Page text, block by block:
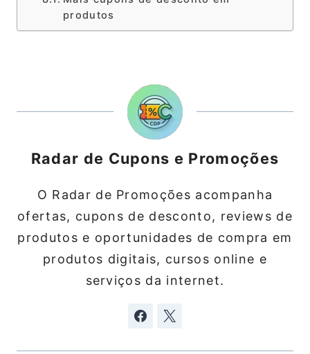
produtos
Radar de Cupons e Promoções
O Radar de Promoções acompanha
ofertas, cupons de desconto, reviews de
produtos e oportunidades de compra em
produtos digitais, cursos online e
serviços da internet.